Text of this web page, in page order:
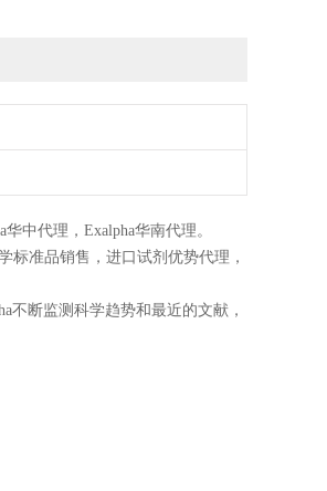
华中代理， Exalpha华南代理。
标准品销售，进口试剂优势代理，
不断监测科学趋势和最近的文献，